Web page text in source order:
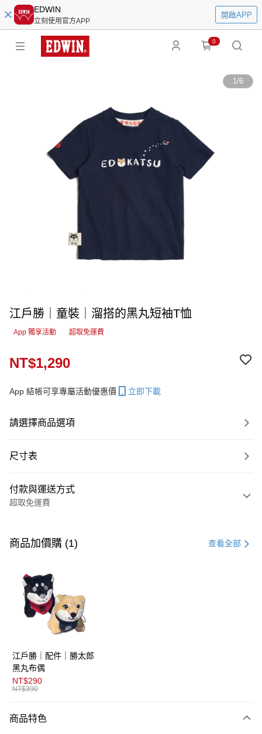
EDWIN
立刻使用官方APP
開啟APP
0
1/6
江戶勝｜童裝｜溜搭的黑丸短袖T恤
App 獨享活動 超取免運費
NT$1,290
App 結帳可享專屬活動優惠價 立即下載
請選擇商品選項
尺寸表
付款與運送方式
超取免運費
信用卡一次付款
LINE Pay
AFTEE先享後付
【關於「AFTEE先享後付」】
便利好安心！
１．簡單：不需註冊會員、不需綁卡、不需儲值。
２．便利：只要手機號碼，簡訊認證，即可結帳。
３．安心：先確認商品／服務後，再付款。
１．於結帳方式選擇「AFTEE先享後付」後，將跳轉至「AFTEE先享後付」
運送方式
全家取貨付款
商品加價購 (1) 查看全部
江戶勝｜配件｜勝太郎
黑丸布偶
NT$290
NT$390
商品特色